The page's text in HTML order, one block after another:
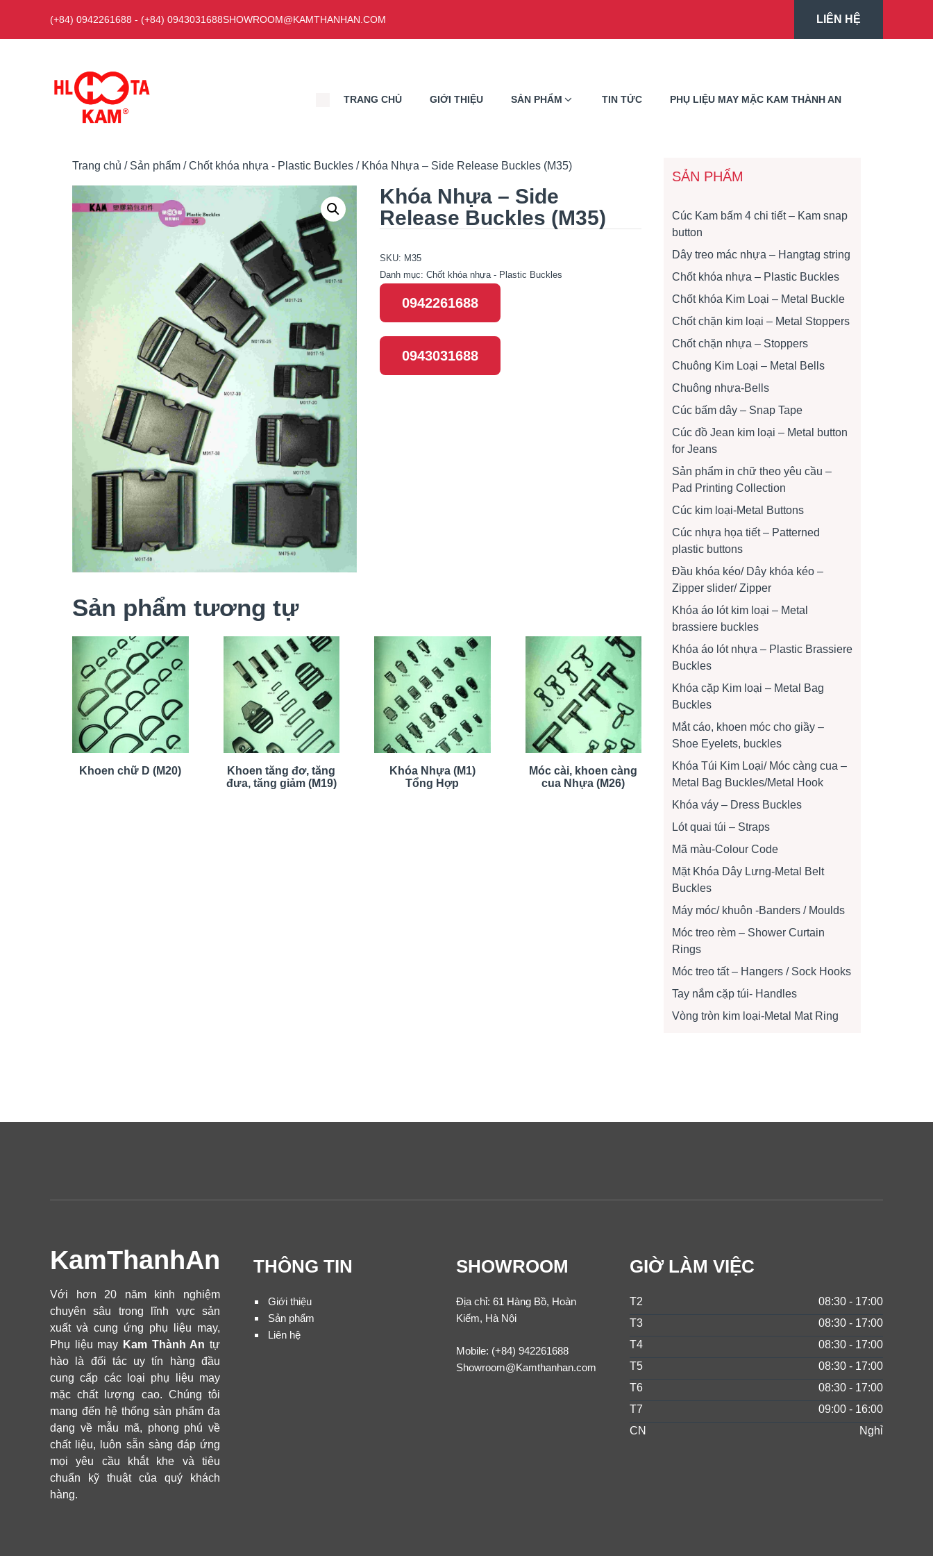
nội
(+84) 0942261688 - (+84) 0943031688SHOWROOM@KAMTHANHAN.COM LIÊN HỆ
TRANG CHỦ GIỚI THIỆU SẢN PHẨM TIN TỨC PHỤ LIỆU MAY MẶC KAM THÀNH AN
Trang chủ / Sản phẩm /Chốt khóa nhựa - Plastic Buckles / Khóa Nhựa – Side Release Buckles (M35)
Khóa Nhựa – Side
Release Buckles (M35)
SKU: M35
Danh mục: Chốt khóa nhựa - Plastic Buckles
0942261688
0943031688
Sản phẩm tương tự
Khoen chữ D (M20)
Khoen tăng đơ, tăng
đưa, tăng giảm (M19)
Khóa Nhựa (M1)
Tổng Hợp
Móc cài, khoen càng
cua Nhựa (M26)
SẢN PHẨM
Cúc Kam bấm 4 chi tiết – Kam snap
button
Dây treo mác nhựa – Hangtag string
Chốt khóa nhựa – Plastic Buckles
Chốt khóa Kim Loại – Metal Buckle
Chốt chặn kim loại – Metal Stoppers
Chốt chặn nhựa – Stoppers
Chuông Kim Loại – Metal Bells
Chuông nhựa-Bells
Cúc bấm dây – Snap Tape
Cúc đồ Jean kim loại – Metal button
for Jeans
Sản phẩm in chữ theo yêu cầu –
Pad Printing Collection
Cúc kim loại-Metal Buttons
Cúc nhựa họa tiết – Patterned
plastic buttons
Đầu khóa kéo/ Dây khóa kéo –
Zipper slider/ Zipper
Khóa áo lót kim loại – Metal
brassiere buckles
Khóa áo lót nhựa – Plastic Brassiere
Buckles
Khóa cặp Kim loại – Metal Bag
Buckles
Mắt cáo, khoen móc cho giầy –
Shoe Eyelets, buckles
Khóa Túi Kim Loại/ Móc càng cua –
Metal Bag Buckles/Metal Hook
Khóa váy – Dress Buckles
Lót quai túi – Straps
Mã màu-Colour Code
Mặt Khóa Dây Lưng-Metal Belt
Buckles
Máy móc/ khuôn -Banders / Moulds
Móc treo rèm – Shower Curtain
Rings
Móc treo tất – Hangers / Sock Hooks
Tay nắm cặp túi- Handles
Vòng tròn kim loại-Metal Mat Ring
KamThanhAn
Với hơn 20 năm kinh nghiệm
chuyên sâu trong lĩnh vực sản
xuất và cung ứng phụ liệu may,
Phụ liệu may Kam Thành An tự
hào là đối tác uy tín hàng đầu
cung cấp các loại phụ liệu may
mặc chất lượng cao. Chúng tôi
mang đến hệ thống sản phẩm đa
dạng về mẫu mã, phong phú về
chất liệu, luôn sẵn sàng đáp ứng
mọi yêu cầu khắt khe và tiêu
chuẩn kỹ thuật của quý khách
hàng.
THÔNG TIN
Giới thiệu
Sản phẩm
Liên hệ
SHOWROOM
Địa chỉ: 61 Hàng Bồ, Hoàn
Kiếm, Hà Nội
Mobile: (+84) 942261688
Showroom@Kamthanhan.com
GIỜ LÀM VIỆC
T2
08:30 - 17:00
T3
08:30 - 17:00
T4
08:30 - 17:00
T5
08:30 - 17:00
T6
08:30 - 17:00
T7
09:00 - 16:00
CN
Nghỉ